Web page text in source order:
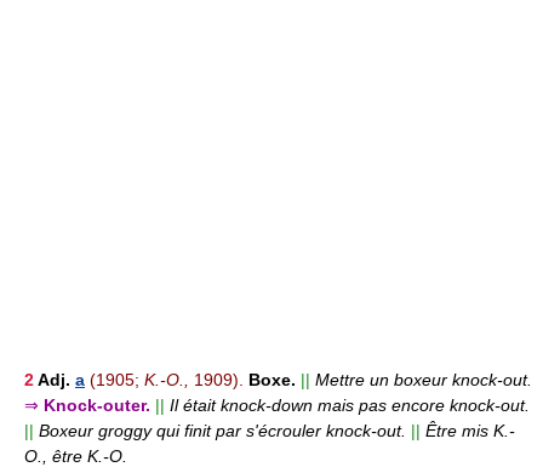
2Adj. a (1905; K.-O., 1909). Boxe. || Mettre un boxeur knock-out.
⇒ Knock-outer. || Il était knock-down mais pas encore knock-out.
|| Boxeur groggy qui finit par s'écrouler knock-out. || Être mis K.-
O., être K.-O.